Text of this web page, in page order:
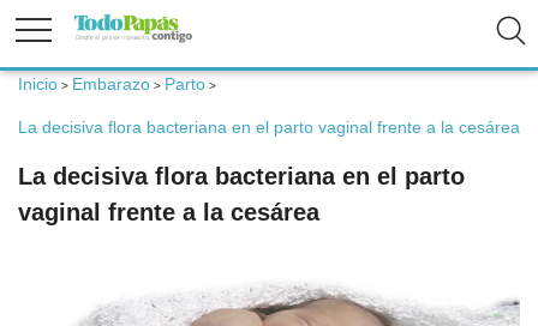
Embarazo
Inicio > Embarazo > Parto >
La decisiva flora bacteriana en el parto vaginal frente a la cesárea
La decisiva flora bacteriana en el parto
vaginal frente a la cesárea